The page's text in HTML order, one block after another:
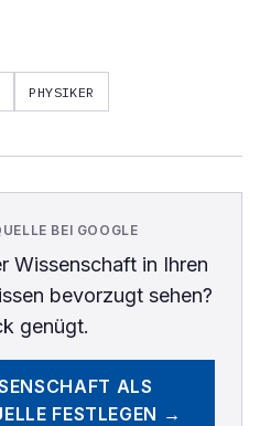
PHYSIKER
BEI GOOGLE
Wissenschaftin Ihren
bevorzugt sehen?
genügt.
ALS
FESTLEGEN →